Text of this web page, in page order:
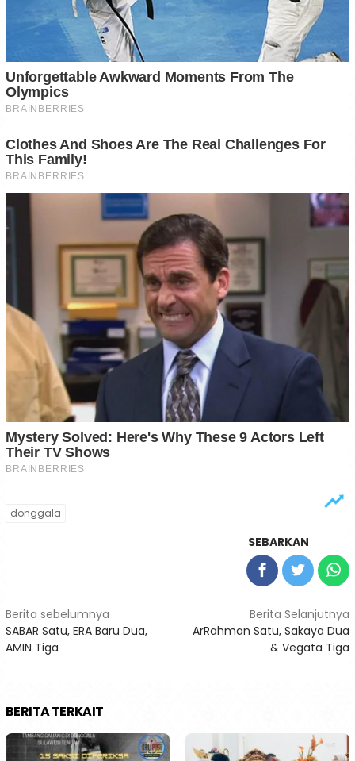
donggala
SEBARKAN
Navigasi
pos
Berita sebelumnya
SABAR Satu, ERA Baru Dua,
AMIN Tiga
Berita Selanjutnya
ArRahman Satu, Sakaya Dua
& Vegata Tiga
BERITA TERKAIT